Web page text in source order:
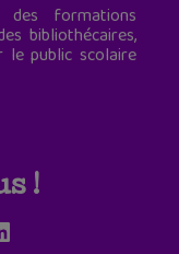
des formations
bibliothécaires,
le public scolaire
!